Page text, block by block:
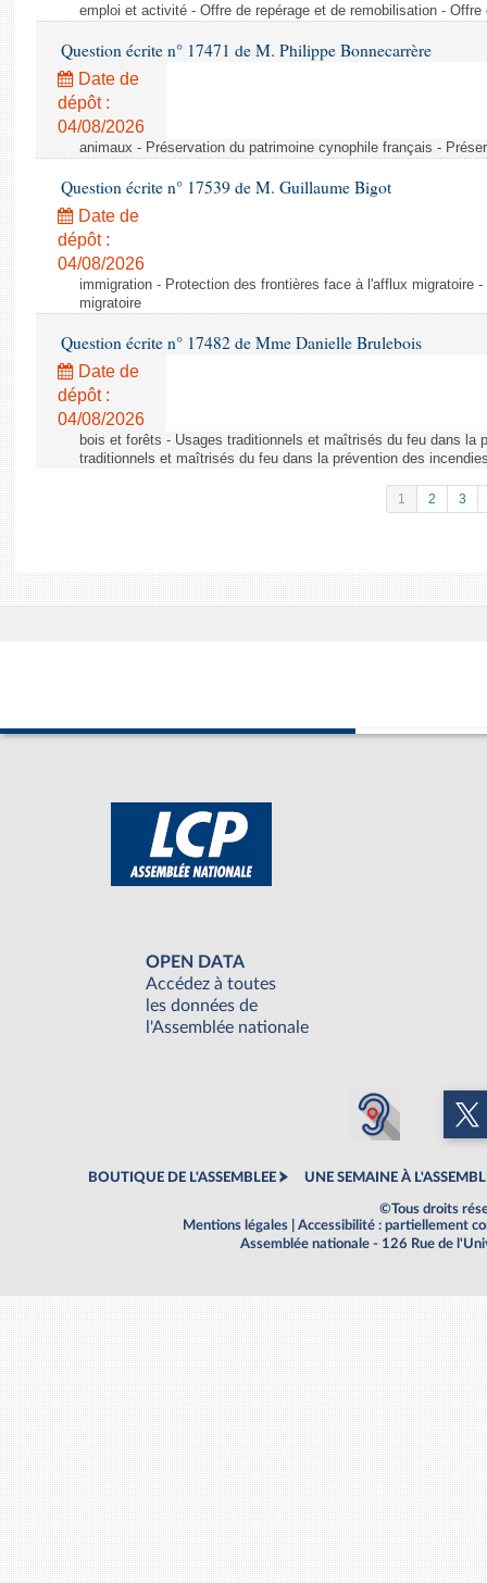
emploi et activité - Offre de repérage et de remobilisation -
Question écrite n° 17471 de M. Philippe Bonnecarrère
Date de
dépôt :
04/08/2026
animaux - Préservation du patrimoine cynophile français -
Question écrite n° 17539 de M. Guillaume Bigot
Date de
dépôt :
04/08/2026
immigration - Protection des frontières face à l'afflux migratoire
migratoire
Question écrite n° 17482 de Mme Danielle Brulebois
Date de
dépôt :
04/08/2026
bois et forêts - Usages traditionnels et maîtrisés du feu dans la
traditionnels et maîtrisés du feu dans la prévention des
1 2 3
OPEN DATA
Accédez à toutes
les données de
l'Assemblée nationale
BOUTIQUE DE L'ASSEMBLEE UNE SEMAINE À
©Tous droits
Mentions légales
Accessibilité : partiellement
Assemblée nationale - 126 Rue de